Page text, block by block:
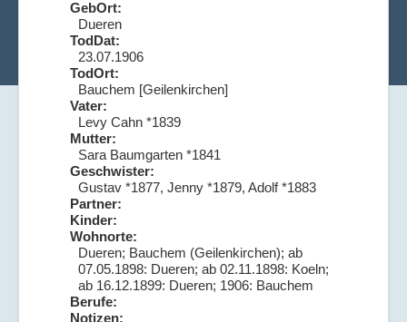
GebOrt:
Dueren
TodDat:
23.07.1906
TodOrt:
Bauchem [Geilenkirchen]
Vater:
Levy Cahn *1839
Mutter:
Sara Baumgarten *1841
Geschwister:
Gustav *1877, Jenny *1879, Adolf *1883
Partner:
Kinder:
Wohnorte:
Dueren; Bauchem (Geilenkirchen); ab
07.05.1898: Dueren; ab 02.11.1898: Koeln;
ab 16.12.1899: Dueren; 1906: Bauchem
Berufe:
Notizen: